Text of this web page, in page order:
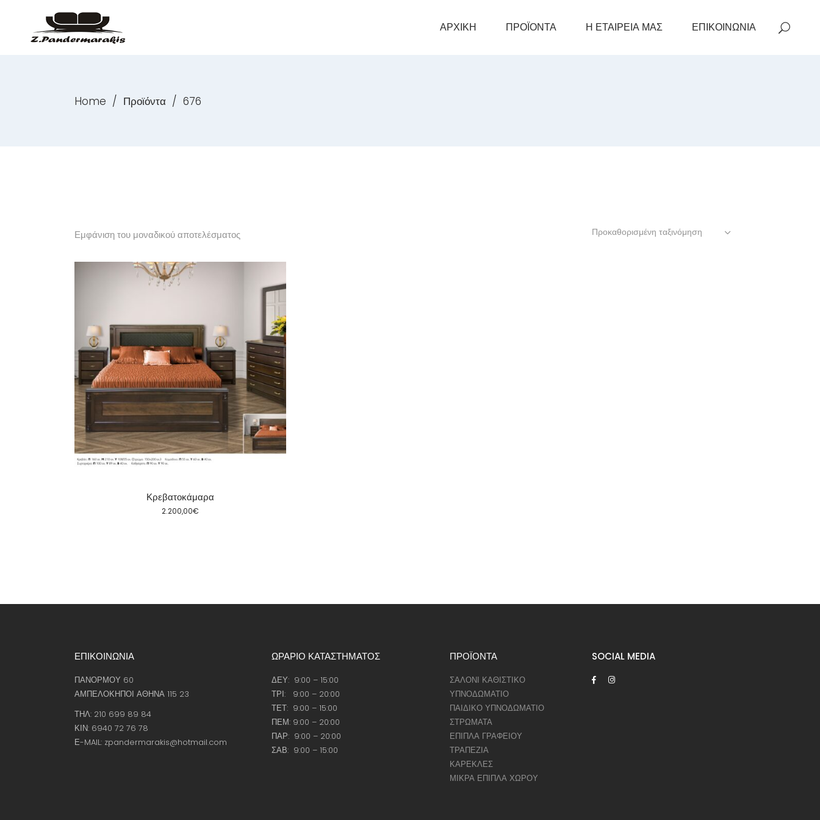
ΑΡΧΙΚΗ ΠΡΟΪΟΝΤΑ Η ΕΤΑΙΡΕΙΑ ΜΑΣ ΕΠΙΚΟΙΝΩΝΙΑ
Home / Προϊόντα / 676
Εμφάνιση του μοναδικού αποτελέσματος Προκαθορισμένη ταξινόμηση
Κρεβατοκάμαρα
2.200,00€
ΕΠΙΚΟΙΝΩΝΙΑ
ΠΑΝΟΡΜΟΥ 60
ΑΜΠΕΛΟΚΗΠΟΙ ΑΘΗΝΑ 115 23
ΤΗΛ: 210 699 89 84
ΚΙΝ: 6940 72 76 78
Ε-MAIL: zpandermarakis@hotmail.com
ΩΡΑΡΙΟ ΚΑΤΑΣΤΗΜΑΤΟΣ
ΔΕΥ: 9:00 – 15:00
ΤΡΙ: 9:00 – 20:00
ΤΕΤ: 9:00 – 15:00
ΠΕΜ: 9:00 – 20:00
ΠΑΡ: 9:00 – 20:00
ΣΑΒ: 9:00 – 15:00
ΠΡΟΪΟΝΤΑ
ΣΑΛΟΝΙ ΚΑΘΙΣΤΙΚΟ
ΥΠΝΟΔΩΜΑΤΙΟ
ΠΑΙΔΙΚΟ ΥΠΝΟΔΩΜΑΤΙΟ
ΣΤΡΩΜΑΤΑ
ΕΠΙΠΛΑ ΓΡΑΦΕΙΟΥ
ΤΡΑΠΕΖΙΑ
ΚΑΡΕΚΛΕΣ
ΜΙΚΡΑ ΕΠΙΠΛΑ ΧΩΡΟΥ
SOCIAL MEDIA